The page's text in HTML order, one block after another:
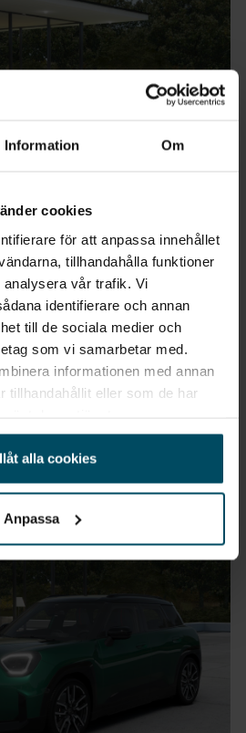
Information Om
cookies
för att anpassa innehållet
tillhandahålla funktioner
vår trafik. Vi
identifierare och annan
till de sociala medier och
som vi samarbetar med.
informationen med annan
tillhandahållit eller som de har
alla cookies
Anpassa
Works Trim
Finansiering
4 387 kr/mån
3 507 kr/mån